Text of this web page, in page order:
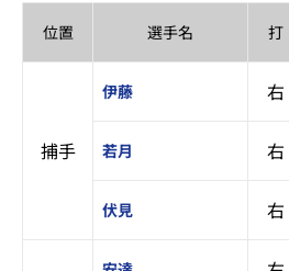
位置 選手名 打
捕手
伊藤 右
若月 右
伏見 右